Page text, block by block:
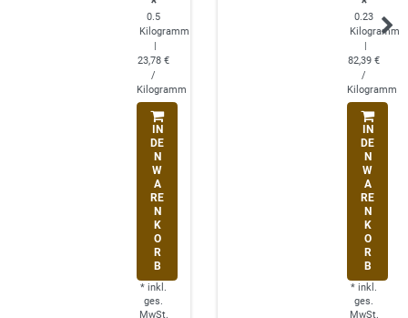
0.5
Kilogramm
23,78 €
/
Kilogramm
IN
DE
N
W
A
RE
N
K
O
R
B
* inkl.
ges.
MwSt.
0.23
Kilogramm
82,39 €
/
Kilogramm
IN
DE
N
W
A
RE
N
K
O
R
B
* inkl.
ges.
MwSt.